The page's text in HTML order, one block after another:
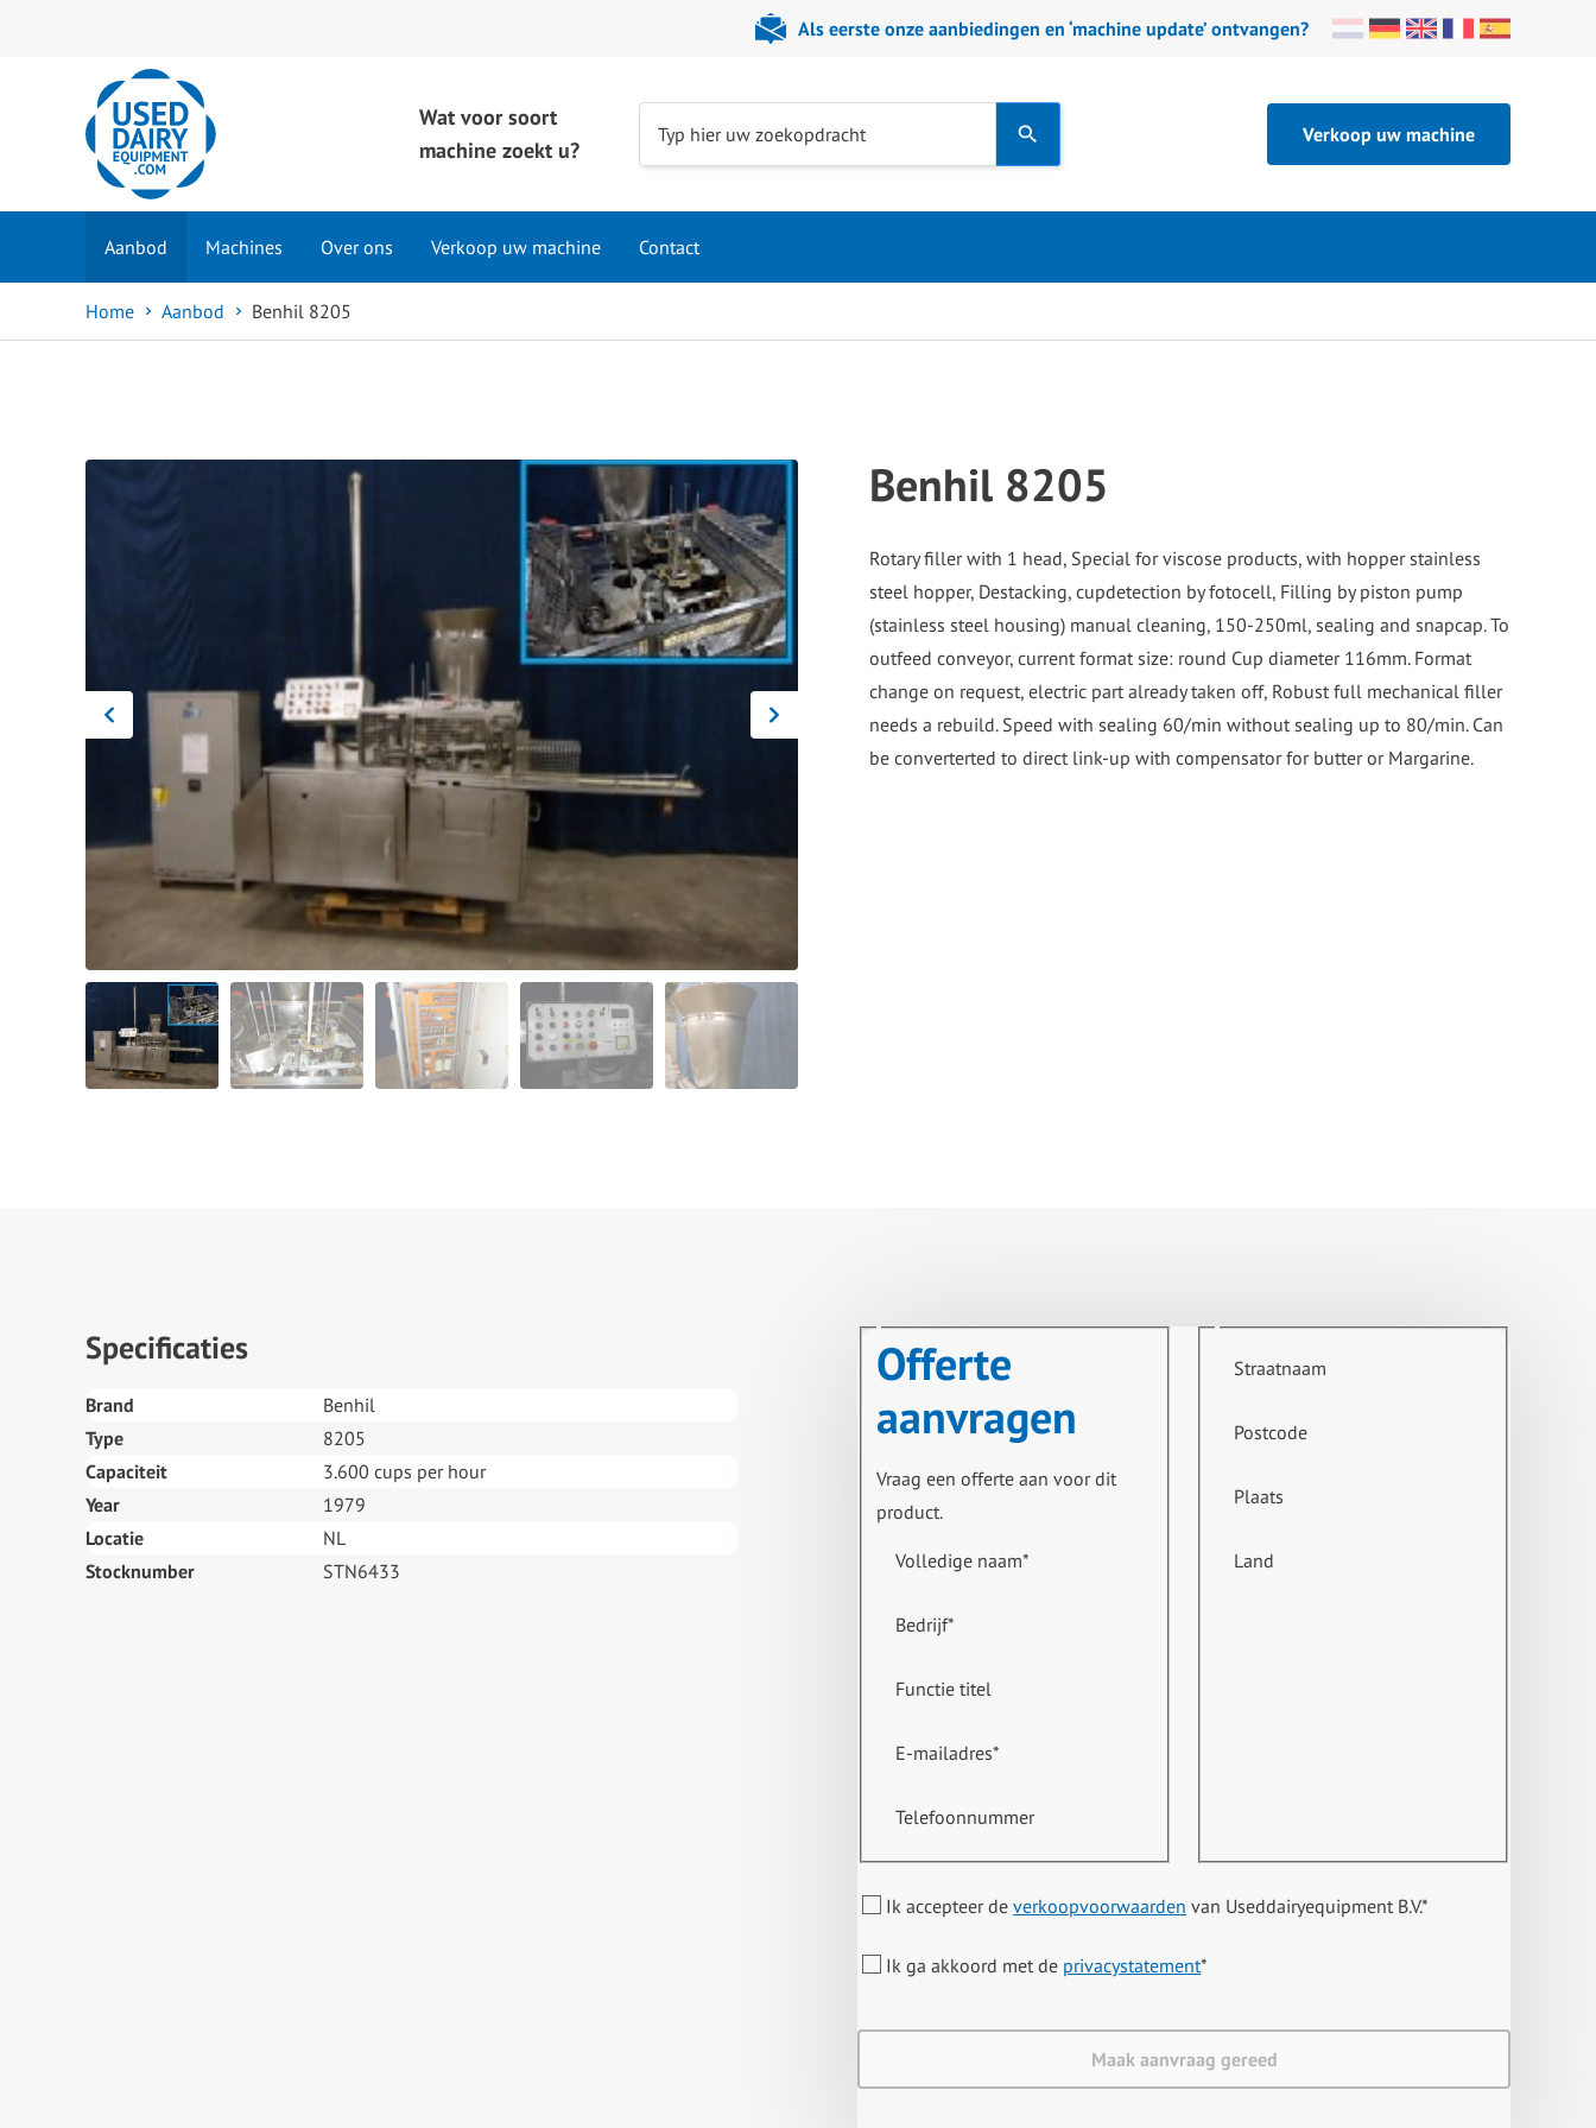
Als eerste onze aanbiedingen en ‘machine update’ ontvangen?
Wat voor soort
machine zoekt u?
Typ hier uw zoekopdracht
and
arrows
enter
the
selected
search
result.
Touch
Verkoop uw machine
Aanbod Machines Over ons Verkoop uw machine Contact
Home Aanbod Benhil 8205
Benhil 8205
Rotary filler with 1 head, Special for viscose products, with hopper stainless
steel hopper, Destacking, cupdetection by fotocell, Filling by piston pump
(stainless steel housing) manual cleaning, 150-250ml, sealing and snapcap. To
outfeed conveyor, current format size: round Cup diameter 116mm. Format
change on request, electric part already taken off, Robust full mechanical filler
needs a rebuild. Speed with sealing 60/min without sealing up to 80/min. Can
Specificaties
Brand
Benhil
Type
8205
Capaciteit
3.600 cups per hour
Year
1979
Locatie
NL
Stocknumber
STN6433
Offerte
aanvragen
Vraag een offerte aan voor dit
product.
Volledige naam*
Bedrijf*
Functie titel
E-mailadres*
Telefoonnummer
Straatnaam
Postcode
Plaats
Land
Ik accepteer deverkoopvoorwaarden van Useddairyequipment B.V.*
Ik ga akkoord met de privacystatement*
Maak aanvraag gereed